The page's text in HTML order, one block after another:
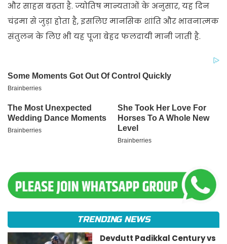
और साहस बढ़ता है. ज्योतिष मान्यताओं के अनुसार, यह दिन
चंद्रमा से जुड़ा होता है, इसलिए मानसिक शांति और भावनात्मक
संतुलन के लिए भी यह पूजा बेहद फलदायी मानी जाती है.
TRENDING NEWS
Devdutt Padikkal Century vs